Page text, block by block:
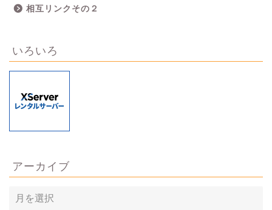
相互リンクその２
いろいろ
アーカイブ
ア
ー